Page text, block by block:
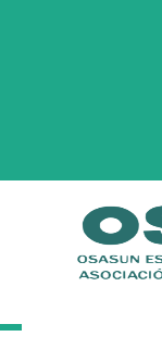
Toggle